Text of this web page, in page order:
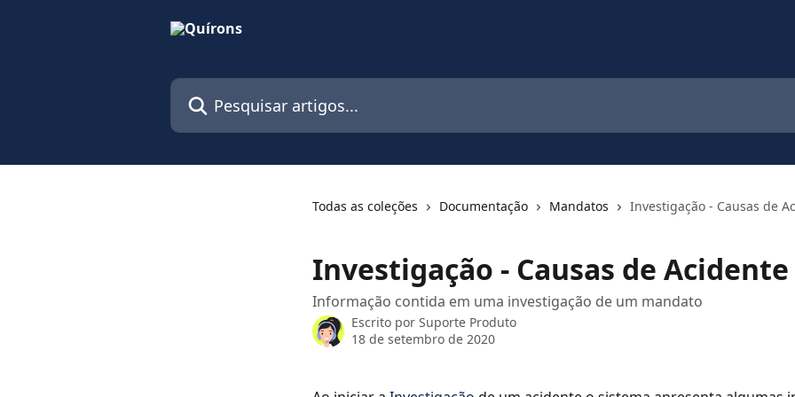
Pesquisar artigos...
Todas as coleções Documentação Mandatos Investigação - Causas de
Investigação - Causas de Acidente
Informação contida em uma investigação de um mandato
Escrito por Suporte Produto
18 de setembro de 2020